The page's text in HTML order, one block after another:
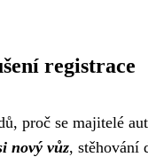
registrace
proč se majitelé
nový vůz, stěhování